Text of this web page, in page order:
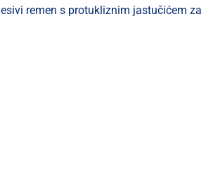
remen s protukliznim jastučićem za